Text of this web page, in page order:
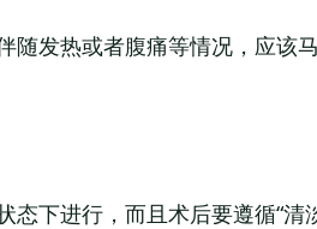
随发热或者腹痛等情况，应该马
态下进行，而且术后要遵循“